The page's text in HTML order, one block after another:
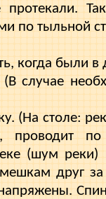
по тыльной
когда были
случае
(На столе:
проводит
(шум реки)
друг